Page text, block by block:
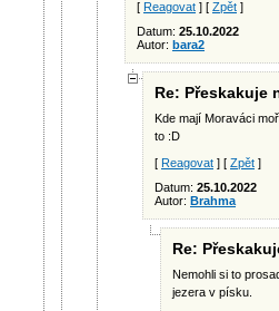
[ Reagovat ] [ Zpět ]
Datum: 25.10.2022
Autor: bara2
Re: Přeskakuje
Kde mají Moraváci
to :D
[ Reagovat ] [ Zpět ]
Datum: 25.10.2022
Autor: Brahma
Re:
Nemohli si to
jezera v písku.